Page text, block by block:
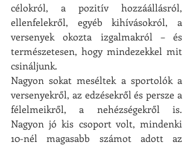
célokról, a pozitív hozzáállásról,
ellenfelekről, egyéb kihívásokról, a
versenyek okozta izgalmakról – és
természetesen, hogy mindezekkel mit
csináljunk.
Nagyon sokat meséltek a sportolók a
versenyekről, az edzésekről és persze a
félelmeikről, a nehézségekről is.
Nagyon jó kis csoport volt, mindenki
10-nél magasabb számot adott az